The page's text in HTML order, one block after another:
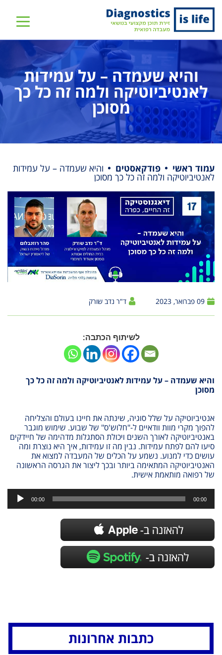
שִׂים
בְּאֲתָר
מֻפְעֶלֶת
מַעֲרֶכֶת
בִּקְלִיק
הַמְּסַיַּעַת
לִנְגִישׁוּת
הָאֲתָר.
והיא שעמדה – על עמידות
לאנטיביוטיקה ולמה זה כל כך
מסוכן
עמוד ראשי פודקאסטים והיא שעמדה – על עמידות
לאנטיביוטיקה ולמה זה כל כך מסוכן
09 פברואר, 2023 ד"ר נדב שורק
לשיתוף הכתבה:
והיא שעמדה – על עמידות לאנטיביוטיקה ולמה זה כל כך
מסוכן
אנטיביוטיקה על שלל סוגיה, שינתה את חיינו בעולם והצליחה
להפוך מקרי מוות וודאיים ל-"חלוש'ס" של שבוע. שימוש מוגבר
באנטיביוטיקה לאורך השנים ויכולת הסתגלות מדהימה של חיידקים
סיעו להם לפתח עמידות. נבין מה זו עמידות, איך היא נוצרת ומה
עושים כדי למנוע. נשמע על הכלים של המעבדה למצוא את
האנטיביוטיקה המתאימה ביותר ובכך ליצור את הגרסה הראשונה
של רפואה מותאמת אישית.
נגן
אודיו 00:00 00:00
כתבות אחרונות